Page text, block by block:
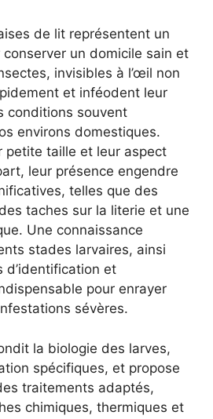
de lit représentent un
un domicile sain et
invisibles à l’œil non
et inféodent leur
conditions souvent
environs domestiques.
petite taille et leur aspect
leur présence engendre
telles que des
taches sur la literie et une
Une connaissance
stades larvaires, ainsi
d’identification et
pour enrayer
sévères.
la biologie des larves,
spécifiques, et propose
traitements adaptés,
chimiques, thermiques et